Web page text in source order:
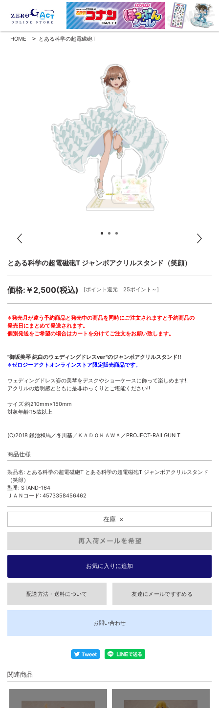
HOME > とある科学の超電磁砲T
とある科学の超電磁砲T ジャンボアクリルスタンド（笑顔）
価格:￥2,500(税込) [ポイント還元 25ポイント～]
※発売月が違う予約商品と発売中の商品を同時にご注文されますと予約商品の
発売日にまとめて発送されます。
個別発送をご希望の場合はカートを分けてご注文をお願い致します。
"御坂美琴 純白のウェディングドレスver"のジャンボアクリルスタンド!!
※ゼロジーアクトオンラインストア限定販売商品です。
ウェディングドレス姿の美琴をデスクやショーケースに飾って楽しめます!!
アクリルの透明感とともに是非ゆっくりとご堪能ください!!
サイズ:約210mm×150mm
対象年齢:15歳以上
(C)2018 鎌池和馬／冬川基／ＫＡＤＯＫＡＷＡ／PROJECT-RAILGUN T
商品仕様
製品名: とある科学の超電磁砲T とある科学の超電磁砲T ジャンボアクリルスタンド
（笑顔）
型番: STAND-164
ＪＡＮコード: 4573358456462
在庫 ×
配送方法・送料について 友達にメールですすめる
お問い合わせ
関連商品